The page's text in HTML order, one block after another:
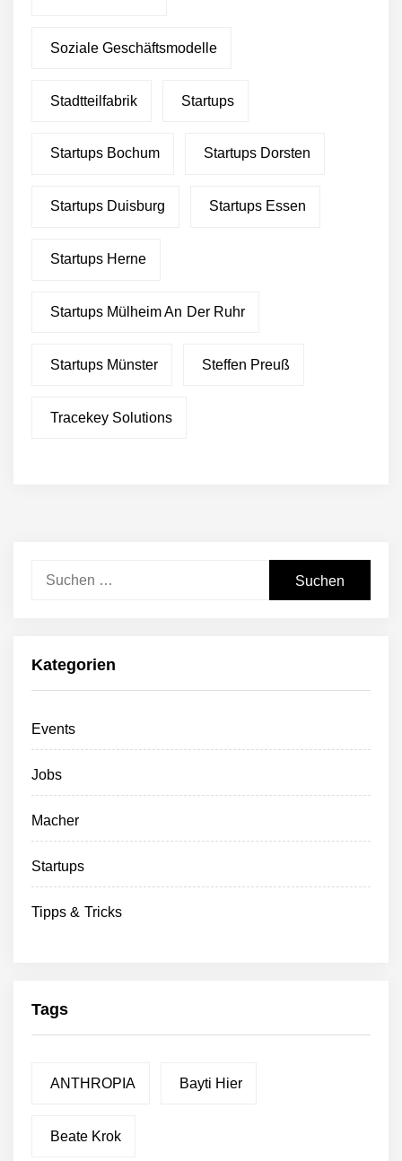
Soziale Geschäftsmodelle
Stadtteilfabrik Startups
Startups Bochum Startups Dorsten
Startups Duisburg Startups Essen
Startups Herne
Startups Mülheim An Der Ruhr
Startups Münster Steffen Preuß
Tracekey Solutions
Kategorien
Events
Jobs
Macher
Startups
Tipps & Tricks
Tags
ANTHROPIA Bayti Hier
Beate Krok